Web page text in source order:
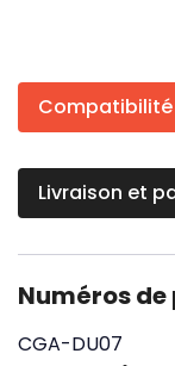
Compatibilité
Livraison et
Numéros
CGA-DU07